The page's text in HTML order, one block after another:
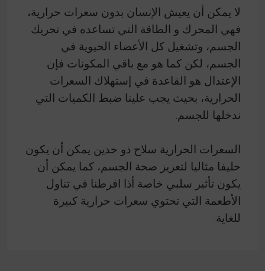
لا يمكن أن يعيش الإنسان بدون سعرات حرارية،
فهي المحرك و الطاقة التي تساعده في تحريك
الجسم، وتشغيل كل الأعضاء الحيوية في
الجسم، لكن كما هو مع باقي المكونات فإن
الإعتدال هو القاعدة في إستهلاك السعرات
الحرارية، بحيث يجب علينا ضبط الكميات التي
ندخلها للجسم.
السعرات الحرارية سلاح ذو حدين يمكن أن يكون
حليفا مثاليا لتعزيز صحة الجسم، كما يمكن أن
يكون تأثير سلبي خاصة أذا افرطنا في تناول
الأطعمة التي تحتوي سعرات حرارية كبيرة
للغاية.